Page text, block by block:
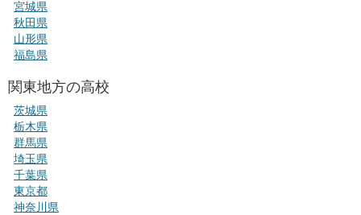
宮城県
秋田県
山形県
福島県
関東地方の高校
茨城県
栃木県
群馬県
埼玉県
千葉県
東京都
神奈川県